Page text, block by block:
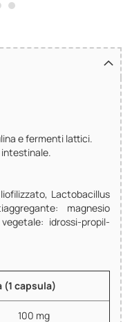
e fermenti lattici.
Lactobacillus
magnesio
idrossi-propil-
(1 capsula)
100 mg